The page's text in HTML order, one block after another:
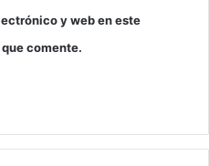
y web en este
comente.